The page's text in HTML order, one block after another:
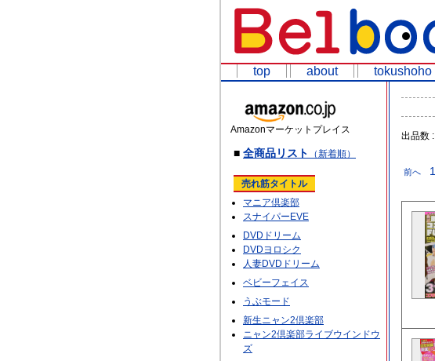
top about tokushoho
出品数 :
前へ 1
Amazonマーケットプレイス
■ 全商品リスト （新着順）
売れ筋タイトル
マニア倶楽部
スナイパーEVE
DVDドリーム
DVDヨロシク
人妻DVDドリーム
ベビーフェイス
うぶモード
新生ニャン2倶楽部
ニャン2倶楽部ライブウインドウ
ズ